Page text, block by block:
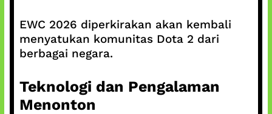
EWC 2026 diperkirakan akan kembali
menyatukan komunitas Dota 2 dari
berbagai negara.
Teknologi dan Pengalaman
Menonton